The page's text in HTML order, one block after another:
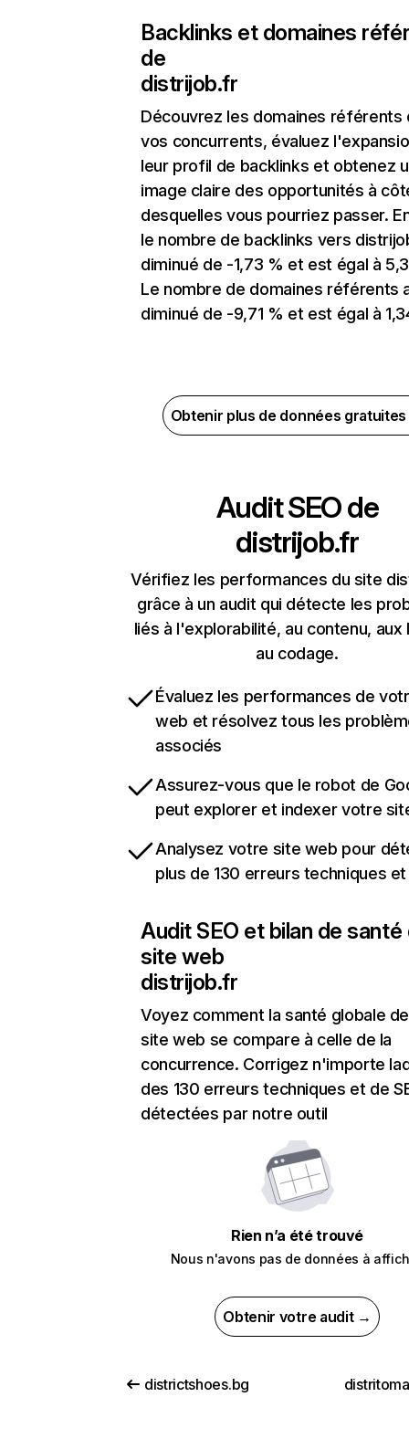
Backlinks et domaines
de
distrijob.fr
Découvrez les domaines référents
vos concurrents, évaluez
leur profil de backlinks et obtenez
image claire des opportunités à
desquelles vous pourriez passer.
le nombre de backlinks vers
diminué de -1,73 % et est égal à
Le nombre de domaines référents
diminué de -9,71 % et est égal à
Obtenir plus de données
Audit SEO de
distrijob.fr
Vérifiez les performances du site
grâce à un audit qui détecte les
liés à l'explorabilité, au contenu, aux
au codage.
Évaluez les performances de
web et résolvez tous les
associés
Assurez-vous que le robot de
peut explorer et indexer votre
Analysez votre site web pour
plus de 130 erreurs techniques et
Audit SEO et bilan de santé
site web
distrijob.fr
Voyez comment la santé globale
site web se compare à celle de la
concurrence. Corrigez n'importe
des 130 erreurs techniques et de
détectées par notre outil
Rien n’a été trouvé
Nous n'avons pas de données à
Obtenir votre audit →
districtshoes.bg